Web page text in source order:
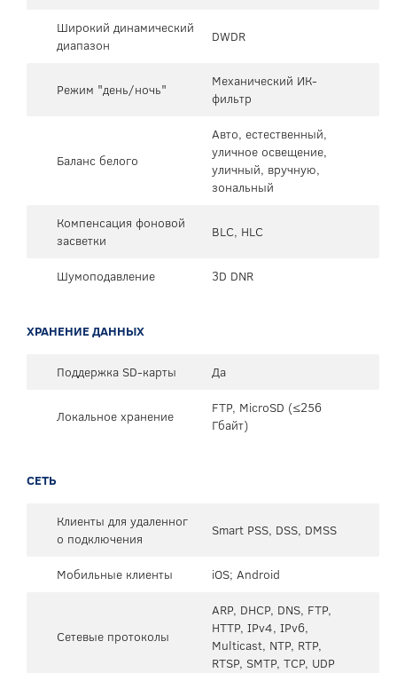
Широкий динамический
диапазон
DWDR
Режим "день/ночь"
Механический ИК-
фильтр
Баланс белого
Авто, естественный,
уличное освещение,
уличный, вручную,
зональный
Компенсация фоновой
засветки
BLC, HLC
Шумоподавление 3D DNR
ХРАНЕНИЕ ДАННЫХ
Поддержка SD-карты Да
Локальное хранение
FTP, MicroSD (≤256
Гбайт)
СЕТЬ
Клиенты для удаленног
о подключения
Smart PSS, DSS, DMSS
Мобильные клиенты iOS; Android
Сетевые протоколы
ARP, DHCP, DNS, FTP,
HTTP, IPv4, IPv6,
Multicast, NTP, RTP,
RTSP, SMTP, TCP, UDP